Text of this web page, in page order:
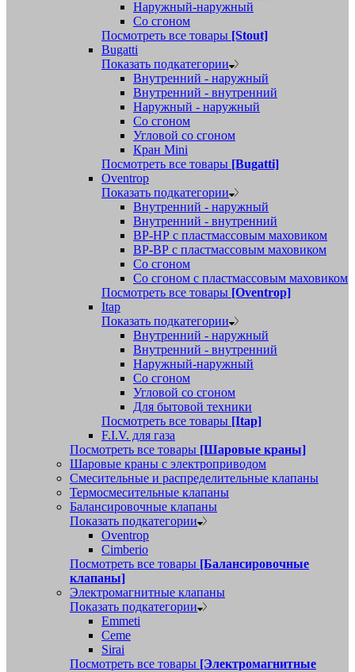
Наружный-наружный
Со сгоном
Посмотреть все товары [Stout]
Bugatti
Показать подкатегории
Внутренний - наружный
Внутренний - внутренний
Наружный - наружный
Со сгоном
Угловой со сгоном
Кран Mini
Посмотреть все товары [Bugatti]
Oventrop
Показать подкатегории
Внутренний - наружный
Внутренний - внутренний
ВР-НР с пластмассовым маховиком
ВР-ВР с пластмассовым маховиком
Со сгоном
Со сгоном с пластмассовым маховиком
Посмотреть все товары [Oventrop]
Itap
Показать подкатегории
Внутренний - наружный
Внутренний - внутренний
Наружный-наружный
Со сгоном
Угловой со сгоном
Для бытовой техники
Посмотреть все товары [Itap]
F.I.V. для газа
Посмотреть все товары [Шаровые краны]
Шаровые краны с электроприводом
Смесительные и распределительные клапаны
Термосмесительные клапаны
Балансировочные клапаны
Показать подкатегории
Oventrop
Cimberio
Посмотреть все товары [Балансировочные
клапаны]
Электромагнитные клапаны
Показать подкатегории
Emmeti
Ceme
Sirai
Посмотреть все товары [Электромагнитные